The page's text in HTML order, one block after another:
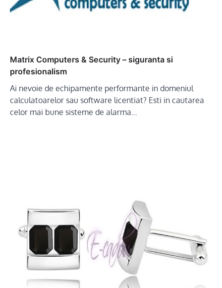
Matrix Computers & Security – siguranta si
profesionalism
Ai nevoie de echipamente performante in domeniul
calculatoarelor sau software licentiat? Esti in cautarea
celor mai bune sisteme de alarma…